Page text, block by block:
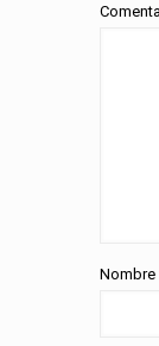
Nombre